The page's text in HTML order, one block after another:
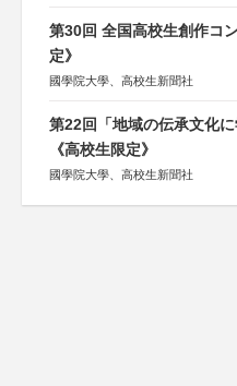
第30回 全国高校生創作コ
定》
國學院大學、高校生新聞社
第22回「地域の伝承文化
《高校生限定》
國學院大學、高校生新聞社